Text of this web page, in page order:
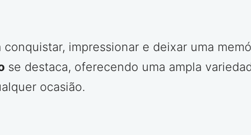
impressionar e deixar uma
se destaca, oferecendo uma ampla
ocasião.